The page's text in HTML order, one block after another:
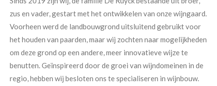
zus en vader, gestart met het ontwikkelen van onze wijngaard.
Voorheen werd de landbouwgrond uitsluitend gebruikt voor
het houden van paarden, maar wij zochten naar mogelijkheden
om deze grond op een andere, meer innovatieve wijze te
benutten. Geïnspireerd door de groei van wijndomeinen in de
regio, hebben wij besloten ons te specialiseren in wijnbouw.